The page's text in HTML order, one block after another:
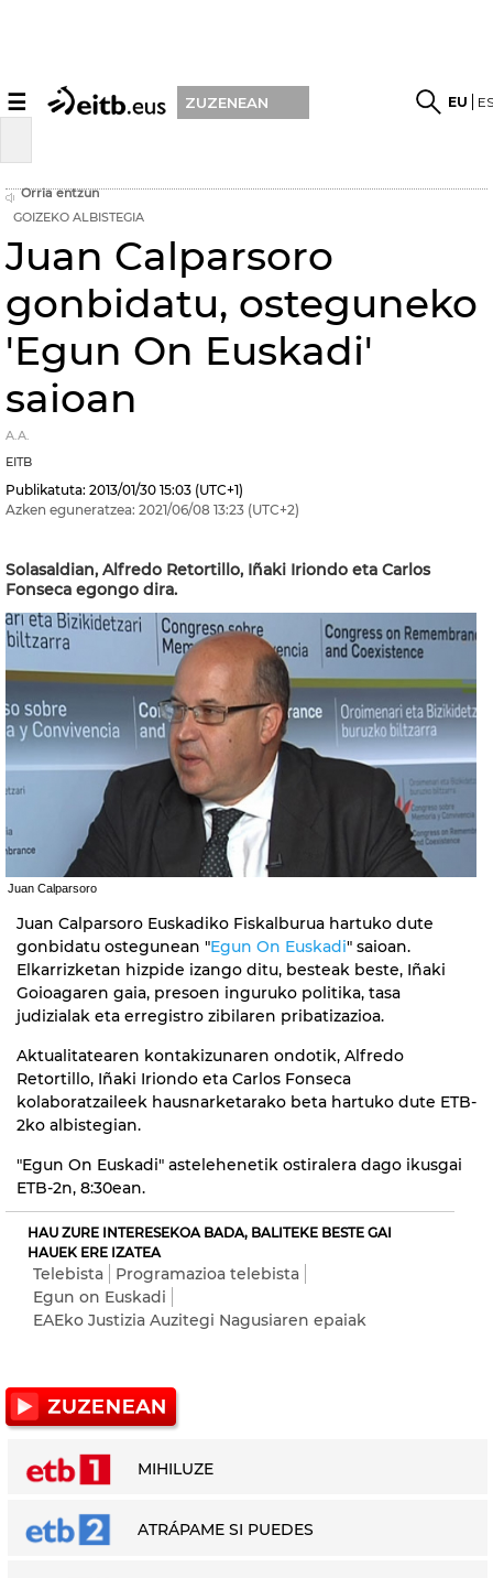
☰ ZUZENEAN EU
Orria entzun
GOIZEKO ALBISTEGIA
Juan Calparsoro
gonbidatu, osteguneko
'Egun On Euskadi'
saioan
A.A.
EITB
Publikatuta: 2013/01/30 15:03 (UTC+1)
Azken eguneratzea: 2021/06/08 13:23 (UTC+2)
Solasaldian, Alfredo Retortillo, Iñaki Iriondo eta Carlos
Fonseca egongo dira.
Juan Calparsoro
Juan Calparsoro Euskadiko Fiskalburua hartuko dute
gonbidatu ostegunean "Egun On Euskadi" saioan.
Elkarrizketan hizpide izango ditu, besteak beste, Iñaki
Goioagaren gaia, presoen inguruko politika, tasa
judizialak eta erregistro zibilaren pribatizazioa.
Aktualitatearen kontakizunaren ondotik, Alfredo
Retortillo, Iñaki Iriondo eta Carlos Fonseca
kolaboratzaileek hausnarketarako beta hartuko dute ETB-
2ko albistegian.
"Egun On Euskadi" astelehenetik ostiralera dago ikusgai
ETB-2n, 8:30ean.
HAU ZURE INTERESEKOA BADA, BALITEKE BESTE GAI
HAUEK ERE IZATEA
Telebista
Programazioa telebista
Egun on Euskadi
EAEko Justizia Auzitegi Nagusiaren epaiak
MIHILUZE
ATRÁPAME SI PUEDES